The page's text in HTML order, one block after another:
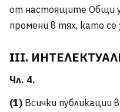
от настоящите Общи
промени в тях, като се
III.
Чл. 4.
(1) Всички публикации